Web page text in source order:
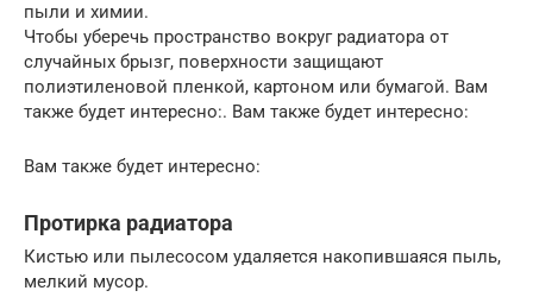
пыли и химии.
Чтобы уберечь пространство вокруг радиатора от
случайных брызг, поверхности защищают
полиэтиленовой пленкой, картоном или бумагой. Вам
также будет интересно:. Вам также будет интересно:
Вам также будет интересно:
Протирка радиатора
Кистью или пылесосом удаляется накопившаяся пыль,
мелкий мусор.